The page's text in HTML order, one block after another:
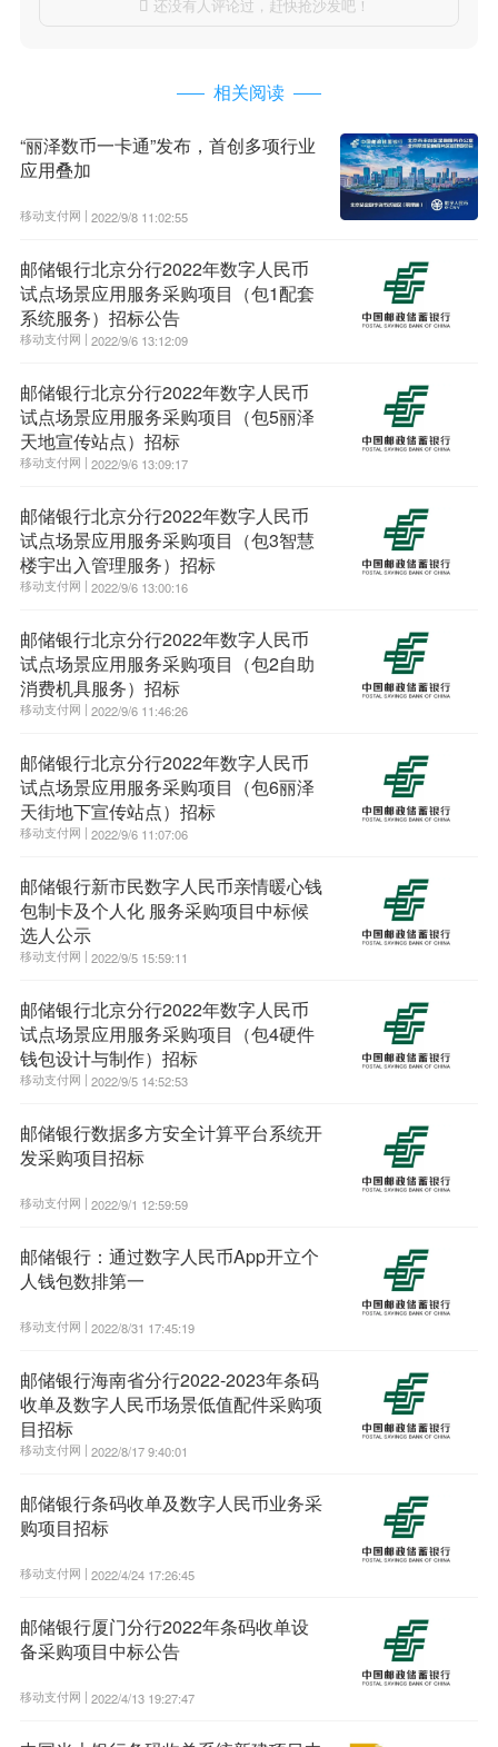
 还没有人评论过，赶快抢沙发吧！
相关阅读
“丽泽数币一卡通”发布，首创多项行业
应用叠加
移动支付网 | 2022/9/8 11:02:55
邮储银行北京分行2022年数字人民币
试点场景应用服务采购项目（包1配套
系统服务）招标公告
移动支付网 | 2022/9/6 13:12:09
邮储银行北京分行2022年数字人民币
试点场景应用服务采购项目（包5丽泽
天地宣传站点）招标
移动支付网 | 2022/9/6 13:09:17
邮储银行北京分行2022年数字人民币
试点场景应用服务采购项目（包3智慧
楼宇出入管理服务）招标
移动支付网 | 2022/9/6 13:00:16
邮储银行北京分行2022年数字人民币
试点场景应用服务采购项目（包2自助
消费机具服务）招标
移动支付网 | 2022/9/6 11:46:26
邮储银行北京分行2022年数字人民币
试点场景应用服务采购项目（包6丽泽
天街地下宣传站点）招标
移动支付网 | 2022/9/6 11:07:06
邮储银行新市民数字人民币亲情暖心钱
包制卡及个人化 服务采购项目中标候
选人公示
移动支付网 | 2022/9/5 15:59:11
邮储银行北京分行2022年数字人民币
试点场景应用服务采购项目（包4硬件
钱包设计与制作）招标
移动支付网 | 2022/9/5 14:52:53
邮储银行数据多方安全计算平台系统开
发采购项目招标
移动支付网 | 2022/9/1 12:59:59
邮储银行：通过数字人民币App开立个
人钱包数排第一
移动支付网 | 2022/8/31 17:45:19
邮储银行海南省分行2022-2023年条码
收单及数字人民币场景低值配件采购项
目招标
移动支付网 | 2022/8/17 9:40:01
邮储银行条码收单及数字人民币业务采
购项目招标
移动支付网 | 2022/4/24 17:26:45
邮储银行厦门分行2022年条码收单设
备采购项目中标公告
移动支付网 | 2022/4/13 19:27:47